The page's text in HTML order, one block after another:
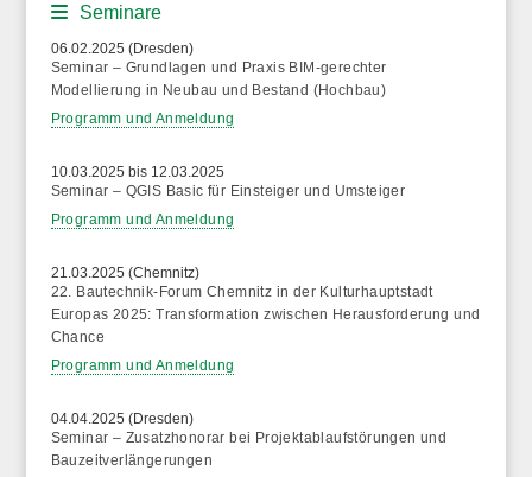
Seminare
06.02.2025 (Dresden)
Seminar – Grundlagen und Praxis BIM-gerechter
Modellierung in Neubau und Bestand (Hochbau)
Programm und Anmeldung
10.03.2025 bis 12.03.2025
Seminar – QGIS Basic für Einsteiger und Umsteiger
Programm und Anmeldung
21.03.2025 (Chemnitz)
22. Bautechnik-Forum Chemnitz in der Kulturhauptstadt
Europas 2025: Transformation zwischen Herausforderung und
Chance
Programm und Anmeldung
04.04.2025 (Dresden)
Seminar – Zusatzhonorar bei Projektablaufstörungen und
Bauzeitverlängerungen